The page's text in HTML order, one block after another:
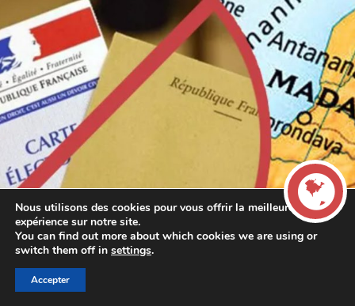
LIVE
Nous utilisons des cookies pour vous offrir la meilleure
expérience sur notre site.
You can find out more about which cookies we are using or
switch them off in settings.
Accepter